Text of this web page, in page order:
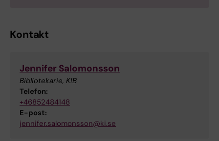
Kontakt
Jennifer Salomonsson
Bibliotekarie, KIB
Telefon:
+46852484148
E-post:
jennifer.salomonsson@ki.se